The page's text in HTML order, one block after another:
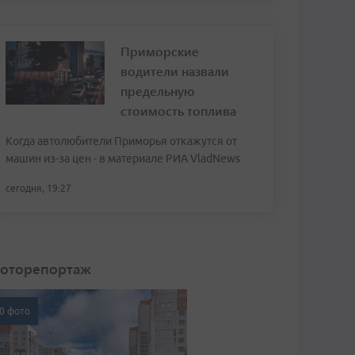
Приморские
водители назвали
предельную
стоимость топлива
Когда автолюбители Приморья откажутся от
машин из-за цен - в материале РИА VladNews
сегодня, 19:27
фото